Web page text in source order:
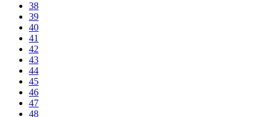
38
39
40
41
42
43
44
45
46
47
48